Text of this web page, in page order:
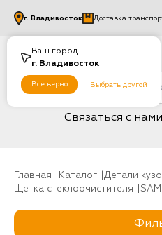
Ваш город
г. Владивосток
Все верно Выбрать другой
г. Владивосток Доставка
Связаться с нами
Главная Каталог Детали
Щетка стеклоочистителя